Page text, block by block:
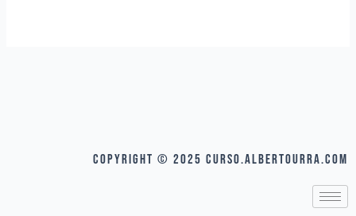
COPYRIGHT © 2025 curso.albertourra.com